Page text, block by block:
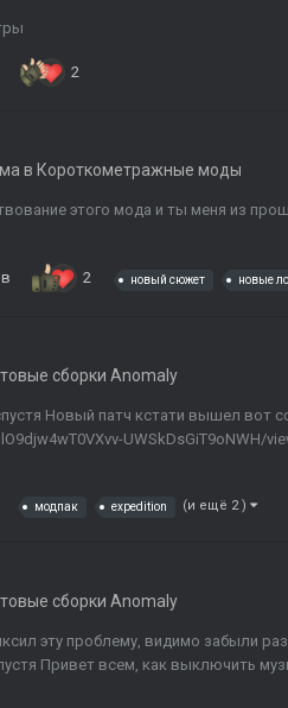
2
в Короткометражные моды
этого мода и ты меня из
2 новый сюжет новые
сборки Anomaly
Новый патч кстати вышел вот
UWSkDsGiT9oNWH/
модпак expedition (и ещё 2 )
сборки Anomaly
эту проблему, видимо забыли
Привет всем, как выключить